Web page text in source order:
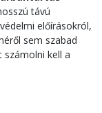
távú
előírásokról,
sem szabad
számolni kell a